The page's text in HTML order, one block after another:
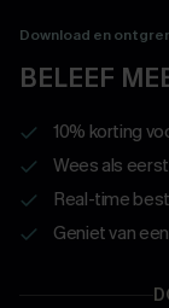
Download en
BELEEF
10% korting
Wees als
Real-time
Geniet van